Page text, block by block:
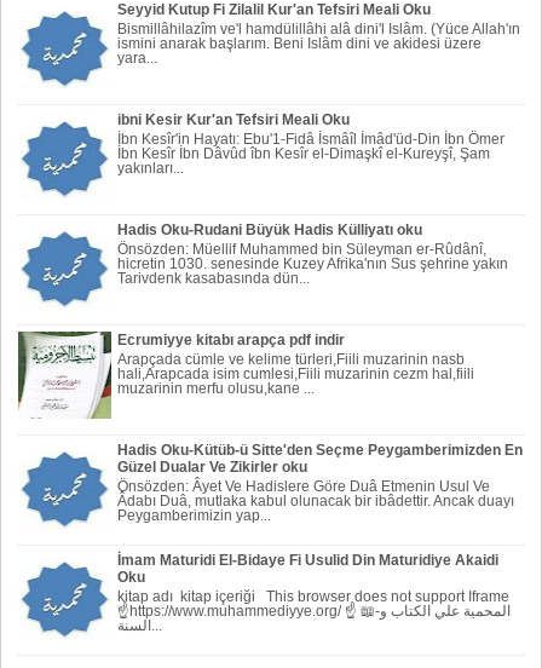
Seyyid Kutup Fi Zilalil Kur'an Tefsiri Meali Oku
Bismillâhilazîm ve'l hamdülillâhi alâ dini'l Islâm. (Yüce Allah'ın
ismini anarak başlarım. Beni Islâm dini ve akidesi üzere
yara...
ibni Kesir Kur'an Tefsiri Meali Oku
İbn Kesîr'in Hayatı: Ebu'1-Fidâ İsmâîl İmâd'üd-Din İbn Ömer
İbn Kesîr İbn Dâvûd îbn Kesîr el-Dimaşkî el-Kureyşî, Şam
yakınları...
Hadis Oku-Rudani Büyük Hadis Külliyatı oku
Önsözden: Müellif Muhammed bin Süleyman er-Rûdânî,
hicretin 1030. senesinde Kuzey Afrika'nın Sus şehrine yakın
Tarivdenk kasabasında dün...
Ecrumiyye kitabı arapça pdf indir
Arapçada cümle ve kelime türleri,Fiili muzarinin nasb
hali,Arapcada isim cumlesi,Fiili muzarinin cezm hal,fiili
muzarinin merfu olusu,kane ...
Hadis Oku-Kütüb-ü Sitte'den Seçme Peygamberimizden En
Güzel Dualar Ve Zikirler oku
Önsözden: Âyet Ve Hadislere Göre Duâ Etmenin Usul Ve
Âdabı Duâ, mutlaka kabul olunacak bir ibâdettir. Ancak duayı
Peygamberi­mizin yap...
İmam Maturidi El-Bidaye Fi Usulid Din Maturidiye Akaidi
Oku
kitap adı kitap içeriği This browser does not support Iframe
☝https://www.muhammediyye.org/ ☝ 📖-المحمية علي الكتاب و